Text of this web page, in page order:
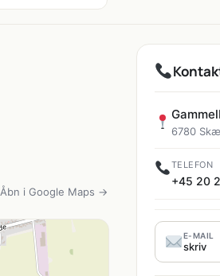
Åbn i Google Maps →
6780
TELEFON
+45 20
E-MAIL
skriv